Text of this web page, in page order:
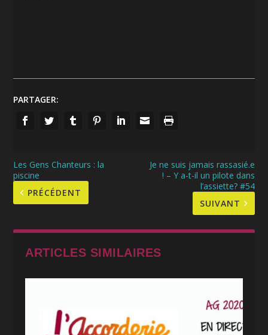
PARTAGER:
Les Gens Chanteurs : la
piscine
PRÉCÉDENT
Je ne suis jamais rassasié.e
! – Y a-t-il un pilote dans
l’assiette? #54
SUIVANT
ARTICLES SIMILAIRES